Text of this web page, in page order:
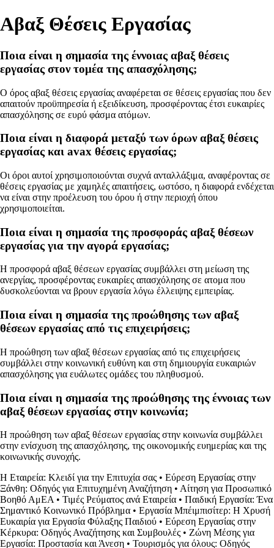
Αβαξ Θέσεις Εργασίας
Ποια είναι η σημασία της έννοιας αβαξ θέσεις
εργασίας στον τομέα της απασχόλησης;
Ο όρος αβαξ θέσεις εργασίας αναφέρεται σε θέσεις εργασίας που δεν
απαιτούν προϋπηρεσία ή εξειδίκευση, προσφέροντας έτσι ευκαιρίες
απασχόλησης σε ευρύ φάσμα ατόμων.
Ποια είναι η διαφορά μεταξύ των όρων αβαξ θέσεις
εργασίας και avax θέσεις εργασίας;
Οι όροι αυτοί χρησιμοποιούνται συχνά ανταλλάξιμα, αναφέροντας σε
θέσεις εργασίας με χαμηλές απαιτήσεις, ωστόσο, η διαφορά ενδέχεται
να είναι στην προέλευση του όρου ή στην περιοχή όπου
χρησιμοποιείται.
Ποια είναι η σημασία της προσφοράς αβαξ θέσεων
εργασίας για την αγορά εργασίας;
Η προσφορά αβαξ θέσεων εργασίας συμβάλλει στη μείωση της
ανεργίας, προσφέροντας ευκαιρίες απασχόλησης σε ατομα που
δυσκολεύονται να βρουν εργασία λόγω έλλειψης εμπειρίας.
Ποια είναι η σημασία της προώθησης των αβαξ
θέσεων εργασίας από τις επιχειρήσεις;
Η προώθηση των αβαξ θέσεων εργασίας από τις επιχειρήσεις
συμβάλλει στην κοινωνική ευθύνη και στη δημιουργία ευκαιριών
απασχόλησης για ευάλωτες ομάδες του πληθυσμού.
Ποια είναι η σημασία της προώθησης της έννοιας των
αβαξ θέσεων εργασίας στην κοινωνία;
Η προώθηση των αβαξ θέσεων εργασίας στην κοινωνία συμβάλλει
στην ενίσχυση της απασχόλησης, της οικονομικής ευημερίας και της
κοινωνικής συνοχής.
Η Εταιρεία: Κλειδί για την Επιτυχία σας • Εύρεση Εργασίας στην
Ξάνθη: Οδηγός για Επιτυχημένη Αναζήτηση • Αίτηση για Προσωπικό
Βοηθό ΑμΕΑ • Τιμές Ρεύματος ανά Εταιρεία • Παιδική Εργασία: Ένα
Σημαντικό Κοινωνικό Πρόβλημα • Εργασία Μπέιμπισίτερ: Η Χρυσή
Ευκαιρία για Εργασία Φύλαξης Παιδιού • Εύρεση Εργασίας στην
Κέρκυρα: Οδηγός Αναζήτησης και Συμβουλές • Ζώνη Μέσης για
Εργασία: Προστασία και Άνεση • Τουρισμός για όλους: Οδηγός